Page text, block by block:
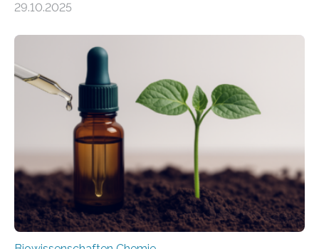
Forschende die bisher älteste bekannte Stechmücken-
Region Kachin in Myanmar und hat sich in
ausgezeichnetem Zustand erhalten. Es konnte als neue
Art einer neuen Gattung beschrieben werden und trägt
nun den Namen Cretosabethes primaevus. Dieser erste
fossile Nachweis einer Stechmückenlarve in Bernstein
stellt gleichzeitig den ersten Fossilfund einer
Mückenlarve aus dem Mesozoikum dar, denn…
29.10.2025